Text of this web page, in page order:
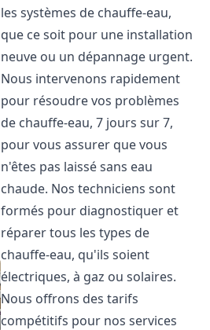
les systèmes de chauffe-eau,
que ce soit pour une installation
neuve ou un dépannage urgent.
Nous intervenons rapidement
pour résoudre vos problèmes
de chauffe-eau, 7 jours sur 7,
pour vous assurer que vous
n'êtes pas laissé sans eau
chaude. Nos techniciens sont
formés pour diagnostiquer et
réparer tous les types de
chauffe-eau, qu'ils soient
électriques, à gaz ou solaires.
Nous offrons des tarifs
compétitifs pour nos services